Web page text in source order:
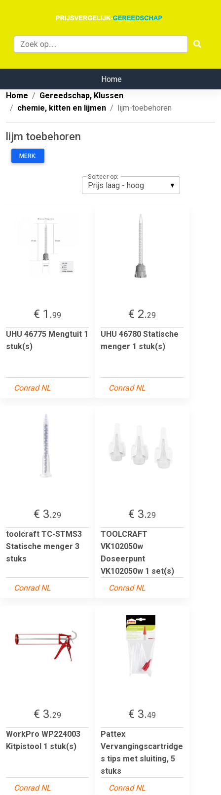
Home
Home
Gereedschap, Klussen
chemie, kitten en lijmen
lijm-toebehoren
lijm toebehoren
MERK:
Sorteer op:
€ 1.99
UHU 46775 Mengtuit 1
stuk(s)
Conrad NL
€ 2.29
UHU 46780 Statische
menger 1 stuk(s)
Conrad NL
€ 3.29
toolcraft TC-STMS3
Statische menger 3
stuks
Conrad NL
€ 3.29
TOOLCRAFT
VK102050w
Doseerpunt
VK102050w 1 set(s)
Conrad NL
€ 3.29
WorkPro WP224003
Kitpistool 1 stuk(s)
Conrad NL
€ 3.49
Pattex
Vervangingscartridge
s tips met sluiting, 5
stuks
Conrad NL